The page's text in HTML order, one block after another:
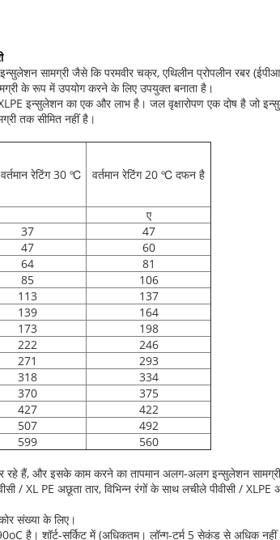
सामग्री जैसे कि परमवीर चक्र, एथिलीन प्रोपलीन रबर
के रूप में उपयोग करने के लिए उपयुक्त बनाता है।
इन्सुलेशन का एक और लाभ है। जल वृक्षारोपण एक दोष है जो
तक सीमित नहीं है।
रेटिंग 30 ℃
वर्तमान रेटिंग 20 ℃ दफन है
ए
37
47
47
60
64
81
85
106
113
137
139
164
173
198
222
246
271
293
318
334
370
375
427
422
507
492
599
560
रहे हैं, और इसके काम करने का तापमान अलग-अलग इन्सुलेशन
/ XL PE अछूता तार, विभिन्न रंगों के साथ लचीले पीवीसी / XLPE
संख्या के लिए।
है। शॉर्ट-सर्किट में (अधिकतम। लॉन्ग-टर्म 5 सेकंड से अधिक